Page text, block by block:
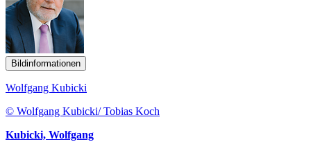
Bildinformationen
Wolfgang Kubicki
© Wolfgang Kubicki/ Tobias Koch
Kubicki, Wolfgang